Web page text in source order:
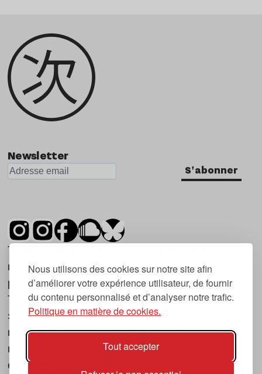
Nous utilisons des cookies sur notre site afin
d’améliorer votre expérience utilisateur, de fournir
du contenu personnalisé et d’analyser notre trafic.
Politique en matière de cookies.
Tout accepter
Newsletter
S'abonner
Tsugi est un mensuel indépendant sur la
musique et les nouvelles tendances, dont la
première parution date de 2007.
Tsugi en japonais signifie « prochain », « suivant
», ce qui correspond à la thématique du
magazine, à l’affût des nouvelles tendances
musicales, qu’elles viennent de la musique
électronique, du rock ou du hip hop, et des